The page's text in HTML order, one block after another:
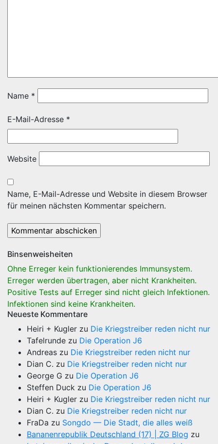
Name *
E-Mail-Adresse *
Website
Name, E-Mail-Adresse und Website in diesem Browser
für meinen nächsten Kommentar speichern.
Binsenweisheiten
Ohne Erreger kein funktionierendes Immunsystem.
Erreger werden übertragen, aber nicht Krankheiten.
Positive Tests auf Erreger sind nicht gleich Infektionen.
Infektionen sind keine Krankheiten.
Neueste Kommentare
Heiri + Kugler zu Die Kriegstreiber reden nicht nur
Tafelrunde zu Die Operation J6
Andreas zu Die Kriegstreiber reden nicht nur
Dian C. zu Die Kriegstreiber reden nicht nur
George G zu Die Operation J6
Steffen Duck zu Die Operation J6
Heiri + Kugler zu Die Kriegstreiber reden nicht nur
Dian C. zu Die Kriegstreiber reden nicht nur
FraDa zu Songdo — Die Stadt, die alles weiß
Bananenrepublik Deutschland (17) | ZG Blog zu